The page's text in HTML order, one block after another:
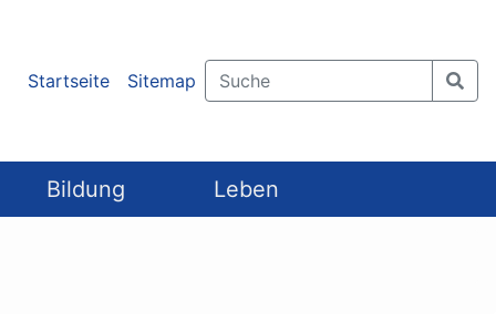
Startseite Sitemap
Bildung Leben